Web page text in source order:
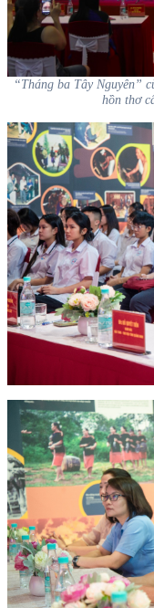
“Tháng ba Tây Nguyên”
hồn thơ